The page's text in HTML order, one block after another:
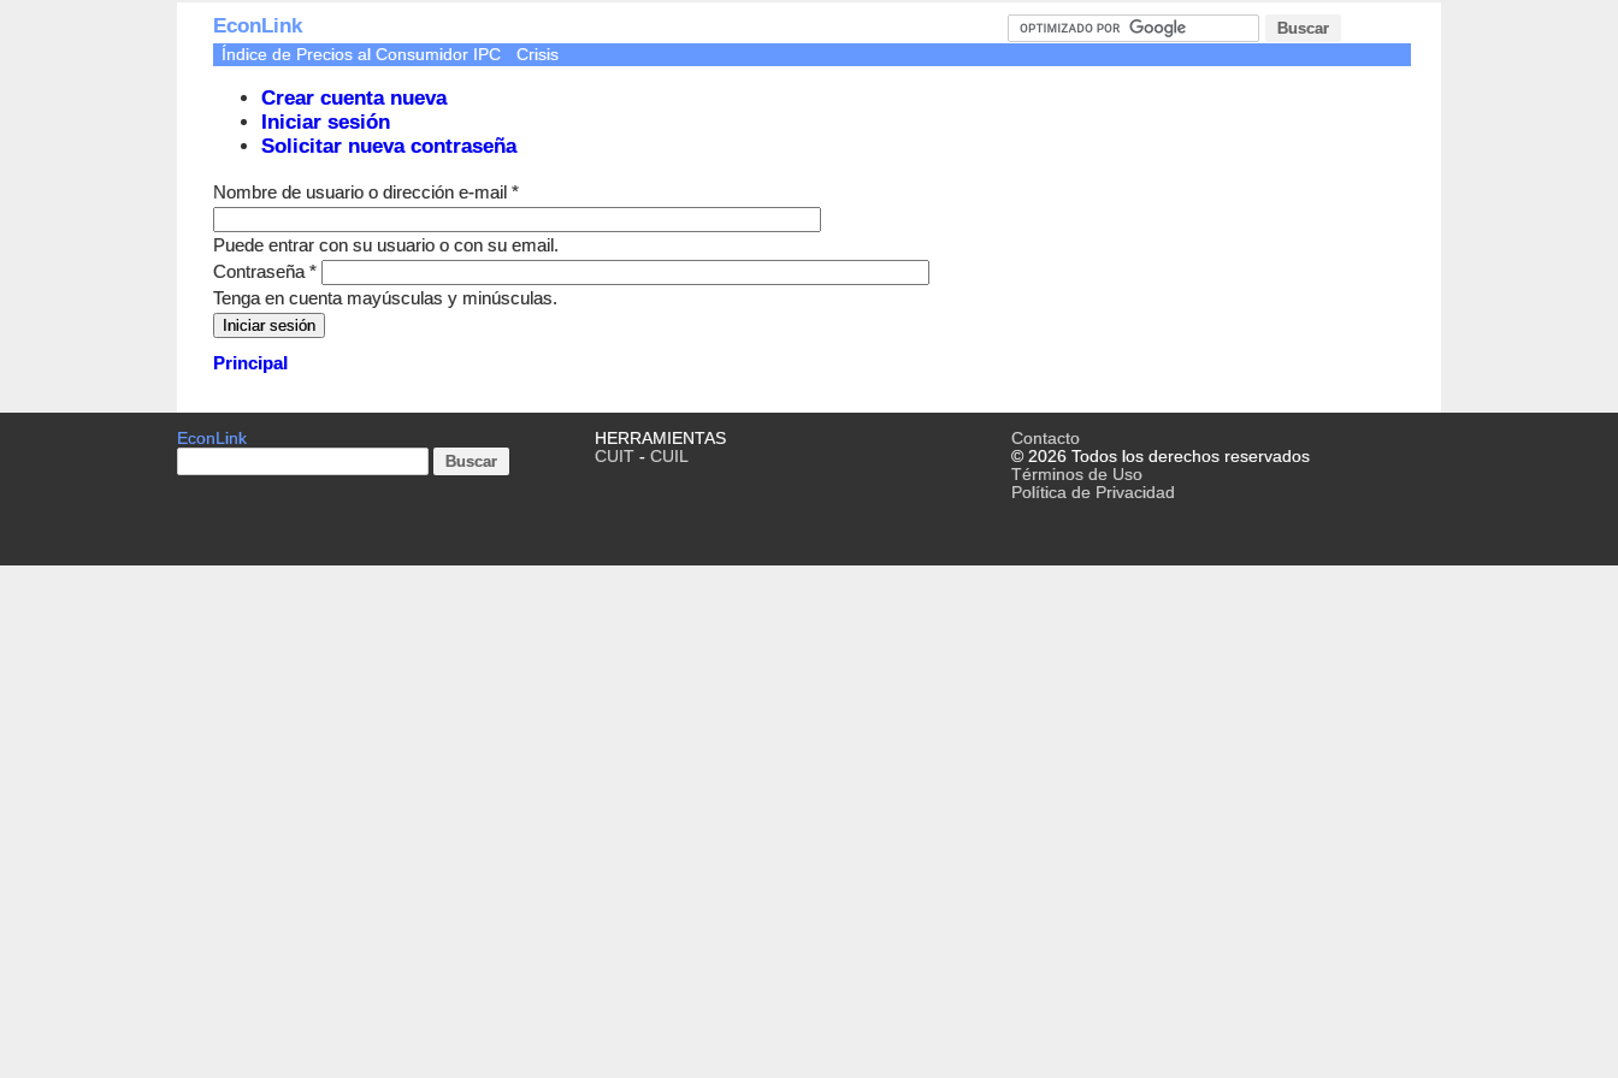
EconLink
Crear cuenta nueva
Iniciar sesión
Solicitar nueva contraseña
Índice de Precios al Consumidor IPC Crisis
Nombre de usuario o dirección e-mail *
Puede entrar con su usuario o con su email.
Contraseña *
Tenga en cuenta mayúsculas y minúsculas.
Principal
EconLink
HERRAMIENTAS
CUIT- CUIL
Contacto
© 2026 Todos los derechos reservados
Términos de Uso
Política de Privacidad